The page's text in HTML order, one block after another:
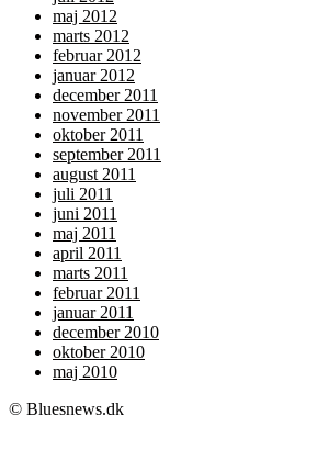
maj 2012
marts 2012
februar 2012
januar 2012
december 2011
november 2011
oktober 2011
september 2011
august 2011
juli 2011
juni 2011
maj 2011
april 2011
marts 2011
februar 2011
januar 2011
december 2010
oktober 2010
maj 2010
© Bluesnews.dk